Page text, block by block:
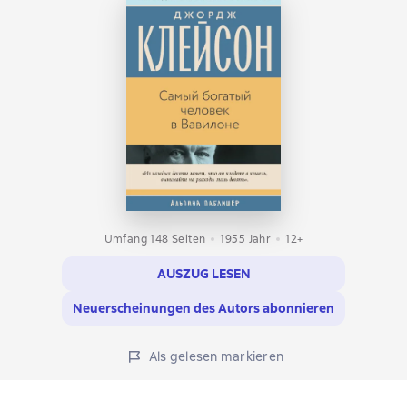
Umfang 148 Seiten 1955 Jahr 12+
AUSZUG LESEN
Neuerscheinungen des Autors abonnieren
Als gelesen markieren